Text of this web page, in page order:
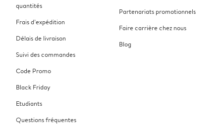
quantités
Frais d’expédition
Délais de livraison
Suivi des commandes
Code Promo
Black Friday
Etudiants
Questions fréquentes
Partenariats promotionnels
Faire carrière chez nous
Blog